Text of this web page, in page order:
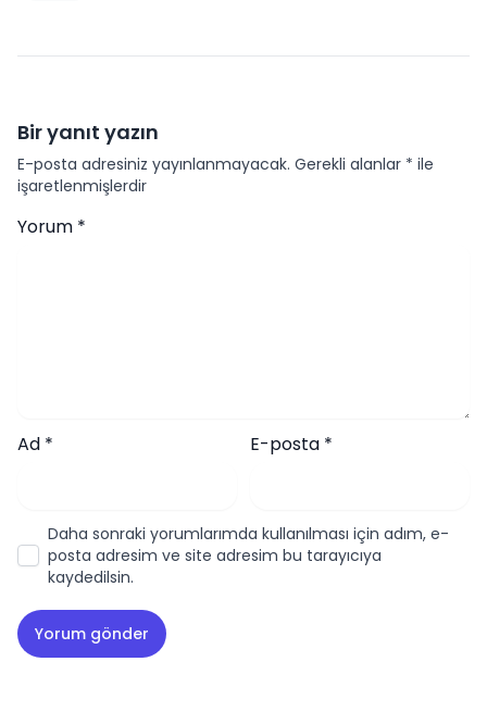
Bir yanıt yazın
E-posta adresiniz yayınlanmayacak. Gerekli alanlar * ile
işaretlenmişlerdir
Yorum *
Ad * E-posta *
Daha sonraki yorumlarımda kullanılması için adım, e-
posta adresim ve site adresim bu tarayıcıya
kaydedilsin.